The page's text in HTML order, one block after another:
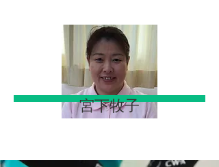
宮下牧子